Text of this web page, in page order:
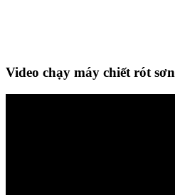
Video chạy máy chiết rót sơn